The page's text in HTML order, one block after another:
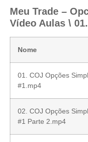
Meu Trade –
Vídeo Aulas \
Nome
01. COJ Opções
#1.mp4
02. COJ Opções
#1 Parte 2.mp4